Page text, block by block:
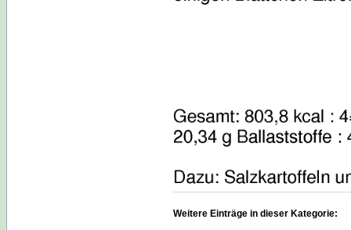
Weitere Einträge in dieser Kategorie: